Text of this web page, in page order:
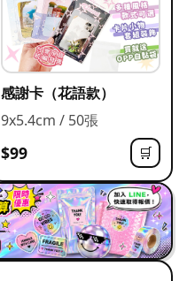
感謝卡（花語款）
9x5.4cm / 50張
$99 🛒